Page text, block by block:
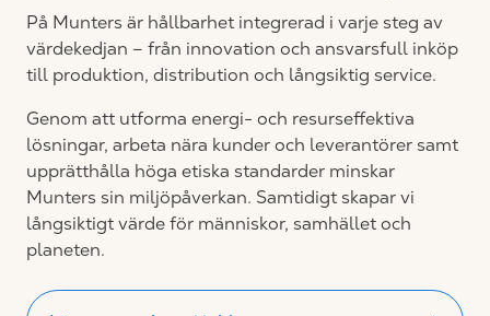
På Munters är hållbarhet integrerad i varje steg av
värdekedjan – från innovation och ansvarsfull inköp
till produktion, distribution och långsiktig service.
Genom att utforma energi- och resurseffektiva
lösningar, arbeta nära kunder och leverantörer samt
upprätthålla höga etiska standarder minskar
Munters sin miljöpåverkan. Samtidigt skapar vi
långsiktigt värde för människor, samhället och
planeten.